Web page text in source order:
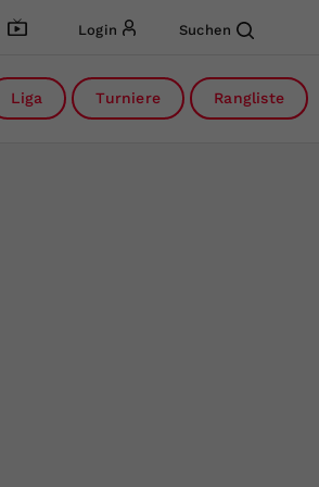
Login Suchen
Liga Turniere Rangliste